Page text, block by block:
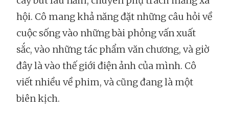
hội. Cô mang khả năng đặt những câu hỏi về
cuộc sống vào những bài phỏng vấn xuất
sắc, vào những tác phẩm văn chương, và giờ
đây là vào thế giới điện ảnh của mình. Cô
viết nhiều về phim, và cũng đang là một
biên kịch.